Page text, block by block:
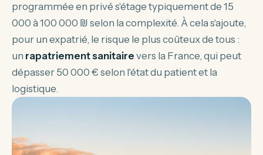
programmée en privé s'étage typiquement de 15
000 à 100 000 ₪ selon la complexité. À cela s'ajoute,
pour un expatrié, le risque le plus coûteux de tous :
un rapatriement sanitaire vers la France, qui peut
dépasser 50 000 € selon l'état du patient et la
logistique.